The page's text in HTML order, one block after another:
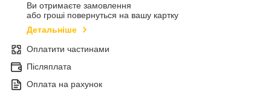
Ви отримаєте замовлення
або гроші повернуться на вашу картку
Детальніше
Оплатити частинами
Післяплата
Оплата на рахунок